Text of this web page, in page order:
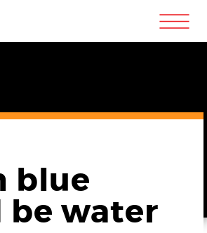
m
blue
be water